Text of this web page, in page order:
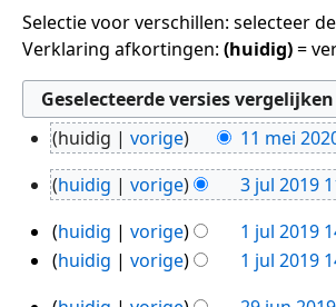
Selectie voor verschillen: selecteer
Verklaring afkortingen: (huidig)=
11
mei
2020
huidig vorige 11 mei
G
e
n
b
e
3
jul
2019
huidig vorige 3 jul 2019
1
jul
huidig vorige 1 jul 2019
huidig
vorige 1 jul 2019